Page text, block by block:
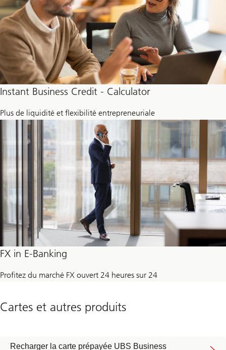
Instant Business Credit - Calculator
Plus de liquidité et flexibilité entrepreneuriale
FX in E-Banking
Profitez du marché FX ouvert 24 heures sur 24
Cartes et autres produits
Recharger la carte prépayée UBS Business